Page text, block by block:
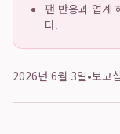
팬 반응과 업계
다.
2026년 6월 3일•보고십